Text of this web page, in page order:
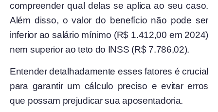
compreender qual delas se aplica ao seu caso.
Além disso, o valor do benefício não pode ser
inferior ao salário mínimo (R$ 1.412,00 em 2024)
nem superior ao teto do INSS (R$ 7.786,02).
Entender detalhadamente esses fatores é crucial
para garantir um cálculo preciso e evitar erros
que possam prejudicar sua aposentadoria.